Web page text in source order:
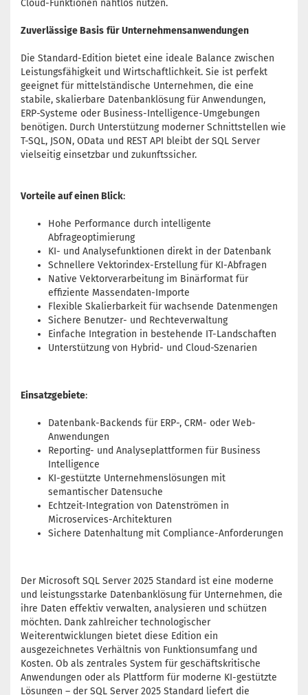
Cloud-Funktionen nahtlos nutzen.
Zuverlässige Basis für Unternehmensanwendungen
Die Standard-Edition bietet eine ideale Balance zwischen
Leistungsfähigkeit und Wirtschaftlichkeit. Sie ist perfekt
geeignet für mittelständische Unternehmen, die eine
stabile, skalierbare Datenbanklösung für Anwendungen,
ERP-Systeme oder Business-Intelligence-Umgebungen
benötigen. Durch Unterstützung moderner Schnittstellen wie
T-SQL, JSON, OData und REST API bleibt der SQL Server
vielseitig einsetzbar und zukunftssicher.
Vorteile auf einen Blick:
Hohe Performance durch intelligente
Abfrageoptimierung
KI- und Analysefunktionen direkt in der Datenbank
Schnellere Vektorindex-Erstellung für KI-Abfragen
Native Vektorverarbeitung im Binärformat für
effiziente Massendaten-Importe
Flexible Skalierbarkeit für wachsende Datenmengen
Sichere Benutzer- und Rechteverwaltung
Einfache Integration in bestehende IT-Landschaften
Unterstützung von Hybrid- und Cloud-Szenarien
Einsatzgebiete:
Datenbank-Backends für ERP-, CRM- oder Web-
Anwendungen
Reporting- und Analyseplattformen für Business
Intelligence
KI-gestützte Unternehmenslösungen mit
semantischer Datensuche
Echtzeit-Integration von Datenströmen in
Microservices-Architekturen
Sichere Datenhaltung mit Compliance-Anforderungen
Der Microsoft SQL Server 2025 Standard ist eine moderne
und leistungsstarke Datenbanklösung für Unternehmen, die
ihre Daten effektiv verwalten, analysieren und schützen
möchten. Dank zahlreicher technologischer
Weiterentwicklungen bietet diese Edition ein
ausgezeichnetes Verhältnis von Funktionsumfang und
Kosten. Ob als zentrales System für geschäftskritische
Anwendungen oder als Plattform für moderne KI-gestützte
Lösungen – der SQL Server 2025 Standard liefert die